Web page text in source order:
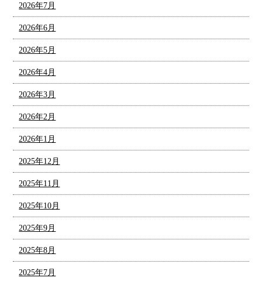
2026年7月
2026年6月
2026年5月
2026年4月
2026年3月
2026年2月
2026年1月
2025年12月
2025年11月
2025年10月
2025年9月
2025年8月
2025年7月